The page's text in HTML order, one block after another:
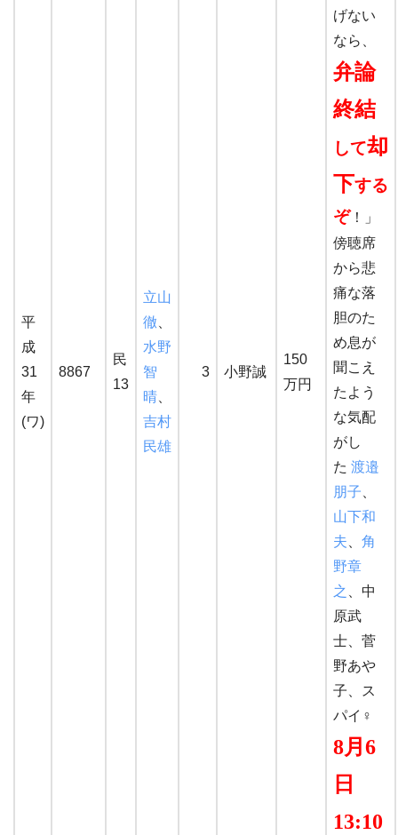
平
成
31
年
(ワ)
8867
民
13
立山
徹、
水野
智
晴、
吉村
民雄
3 小野誠
150
万円
げない
なら、
弁論
終結
して却
下する
ぞ！」
傍聴席
から悲
痛な落
胆のた
め息が
聞こえ
たよう
な気配
がし
た 渡邉
朋子、
山下和
夫、 角
野章
之 、中
原武
士、菅
野あや
子、ス
パイ♀
8月6
日
13:10